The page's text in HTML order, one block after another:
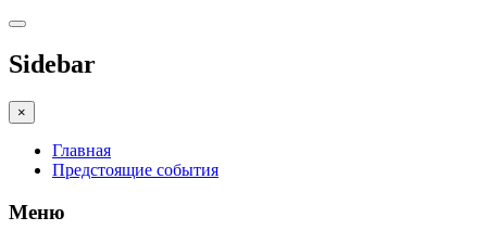
Sidebar
×
Главная
Предстоящие события
Меню